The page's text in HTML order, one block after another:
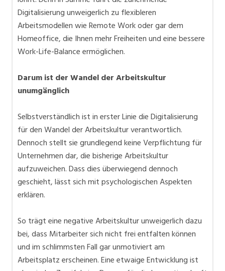
Digitalisierung unweigerlich zu flexibleren
Arbeitsmodellen wie Remote Work oder gar dem
Homeoffice, die Ihnen mehr Freiheiten und eine bessere
Work-Life-Balance ermöglichen.
Darum ist der Wandel der Arbeitskultur
unumgänglich
Selbstverständlich ist in erster Linie die Digitalisierung
für den Wandel der Arbeitskultur verantwortlich.
Dennoch stellt sie grundlegend keine Verpflichtung für
Unternehmen dar, die bisherige Arbeitskultur
aufzuweichen. Dass dies überwiegend dennoch
geschieht, lässt sich mit psychologischen Aspekten
erklären.
So trägt eine negative Arbeitskultur unweigerlich dazu
bei, dass Mitarbeiter sich nicht frei entfalten können
und im schlimmsten Fall gar unmotiviert am
Arbeitsplatz erscheinen. Eine etwaige Entwicklung ist